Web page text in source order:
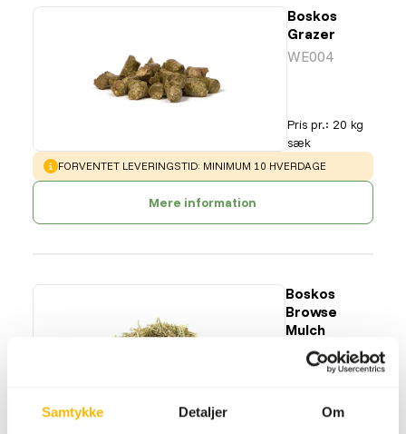
Samtykke Detaljer Om
Boskos
Grazer
WE004
Pris pr.: 20 kg
sæk
WARNING:
FORVENTET LEVERINGSTID: MINIMUM 10 HVERDAGE
Mere information
Boskos
Browse
Mulch
WE005